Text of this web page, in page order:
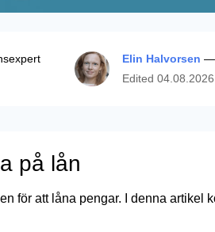
Elin Halvorsen —
Edited 04.08.2026
på lån
för att låna pengar. I denna artikel